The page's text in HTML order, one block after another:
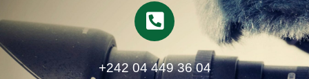
+242 04 449 36 04